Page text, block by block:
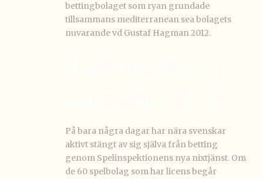
bettingbolaget som ryan grundade
tillsammans mediterranean sea bolagets
nuvarande vd Gustaf Hagman 2012.
På bara några dagar har nära svenskar
aktivt stängt av sig själva från betting
genom Spelinspektionens nya nixtjänst. Om
de 60 spelbolag som har licens begår